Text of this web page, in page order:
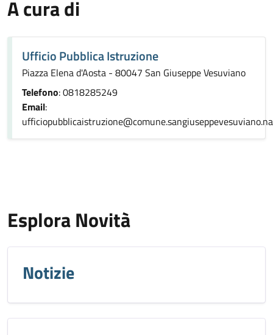
A cura di
Ufficio Pubblica Istruzione
Piazza Elena d'Aosta - 80047 San Giuseppe Vesuviano
Telefono: 0818285249
Email:
Esplora Novità
Notizie